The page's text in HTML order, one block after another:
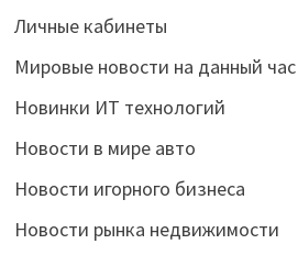
Личные кабинеты
Мировые новости на данный час
Новинки ИТ технологий
Новости в мире авто
Новости игорного бизнеса
Новости рынка недвижимости